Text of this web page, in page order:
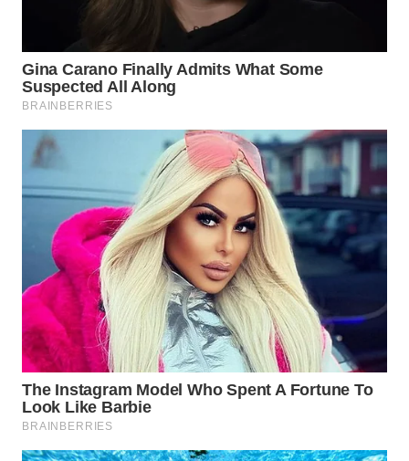
WN
BINTAN
WN
MANDALIKA
WN
LIKUPANG
WN
LABUANBAJO
WN
BORNEO
Wahana
Media
Group